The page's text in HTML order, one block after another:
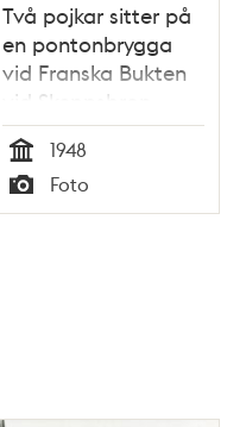
Två pojkar sitter på
en pontonbrygga
vid Franska Bukten
vid Skeppsbron.
Flera ångbåtar
ligger på Strömmen
Tid
1948
Typ
Foto